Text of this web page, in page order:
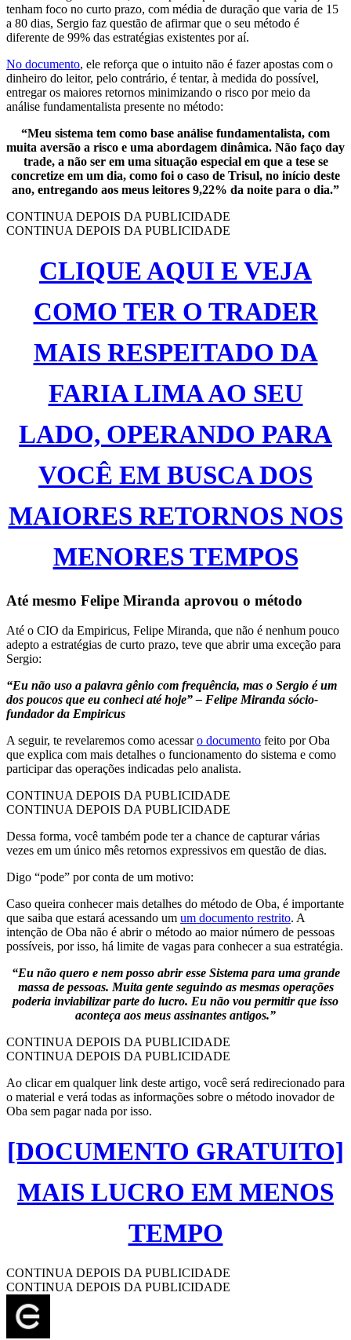
tenham foco no curto prazo, com média de duração que varia de 15
a 80 dias, Sergio faz questão de afirmar que o seu método é
diferente de 99% das estratégias existentes por aí.
No documento, ele reforça que o intuito não é fazer apostas com o
dinheiro do leitor, pelo contrário, é tentar, à medida do possível,
entregar os maiores retornos minimizando o risco por meio da
análise fundamentalista presente no método:
“Meu sistema tem como base análise fundamentalista, com
muita aversão a risco e uma abordagem dinâmica. Não faço day
trade, a não ser em uma situação especial em que a tese se
concretize em um dia, como foi o caso de Trisul, no início deste
ano, entregando aos meus leitores 9,22% da noite para o dia.”
CONTINUA DEPOIS DA PUBLICIDADE
CONTINUA DEPOIS DA PUBLICIDADE
CLIQUE AQUI E VEJA
COMO TER O TRADER
MAIS RESPEITADO DA
FARIA LIMA AO SEU
LADO, OPERANDO PARA
VOCÊ EM BUSCA DOS
MAIORES RETORNOS NOS
MENORES TEMPOS
Até mesmo Felipe Miranda aprovou o método
Até o CIO da Empiricus, Felipe Miranda, que não é nenhum pouco
adepto a estratégias de curto prazo, teve que abrir uma exceção para
Sergio:
“Eu não uso a palavra gênio com frequência, mas o Sergio é um
dos poucos que eu conheci até hoje” – Felipe Miranda sócio-
fundador da Empiricus
A seguir, te revelaremos como acessaro documento feito por Oba
que explica com mais detalhes o funcionamento do sistema e como
participar das operações indicadas pelo analista.
CONTINUA DEPOIS DA PUBLICIDADE
CONTINUA DEPOIS DA PUBLICIDADE
Dessa forma, você também pode ter a chance de capturar várias
vezes em um único mês retornos expressivos em questão de dias.
Digo “pode” por conta de um motivo:
Caso queira conhecer mais detalhes do método de Oba, é importante
que saiba que estará acessando um um documento restrito. A
intenção de Oba não é abrir o método ao maior número de pessoas
possíveis, por isso, há limite de vagas para conhecer a sua estratégia.
“Eu não quero e nem posso abrir esse Sistema para uma grande
massa de pessoas. Muita gente seguindo as mesmas operações
poderia inviabilizar parte do lucro. Eu não vou permitir que isso
aconteça aos meus assinantes antigos.”
CONTINUA DEPOIS DA PUBLICIDADE
CONTINUA DEPOIS DA PUBLICIDADE
Ao clicar em qualquer link deste artigo, você será redirecionado para
o material e verá todas as informações sobre o método inovador de
Oba sem pagar nada por isso.
[DOCUMENTO GRATUITO]
MAIS LUCRO EM MENOS
TEMPO
CONTINUA DEPOIS DA PUBLICIDADE
CONTINUA DEPOIS DA PUBLICIDADE